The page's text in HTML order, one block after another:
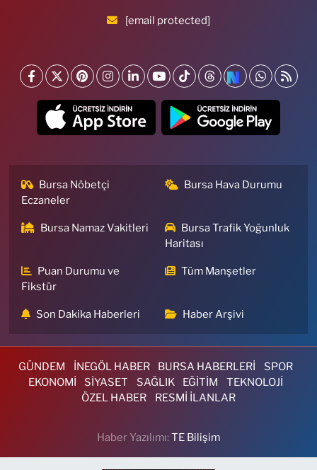
[email protected]
Bursa Nöbetçi
Eczaneler
Bursa Hava Durumu
Bursa Namaz Vakitleri
Bursa Trafik Yoğunluk
Haritası
Puan Durumu ve
Fikstür
Tüm Manşetler
Son Dakika Haberleri Haber Arşivi
GÜNDEM İNEGÖL HABER BURSA HABERLERİ
SPOR
EKONOMİ
SİYASET SAĞLIK EĞİTİM
TEKNOLOJİ
ÖZEL HABER
RESMİ İLANLAR
Haber Yazılımı:TE Bilişim